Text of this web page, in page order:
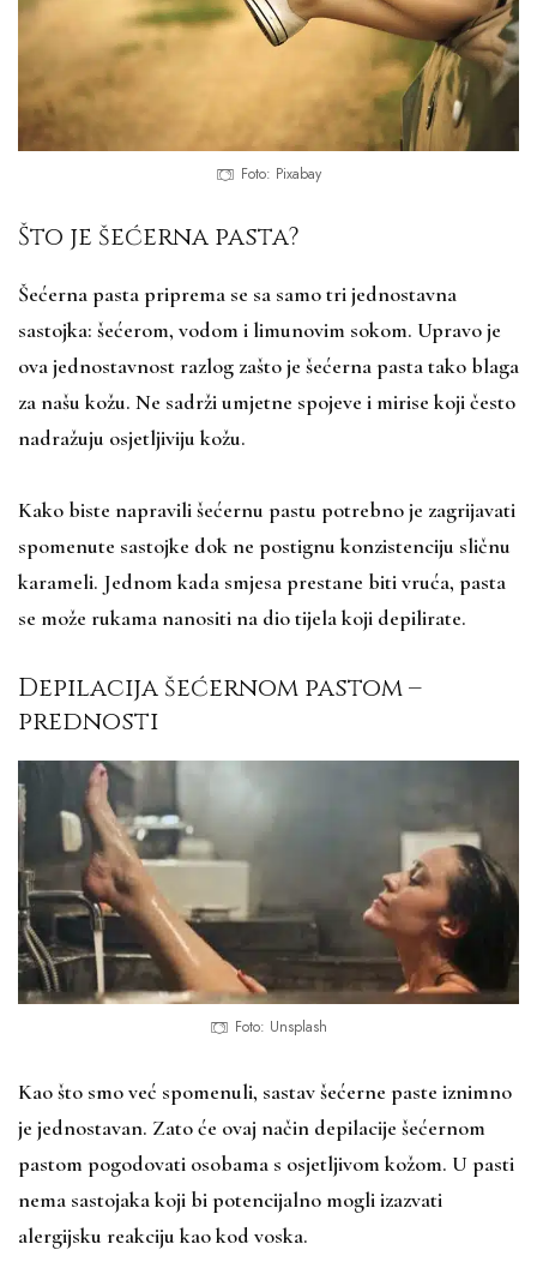
Foto: Pixabay
Što je šećerna pasta?
Šećerna pasta priprema se sa samo tri jednostavna
sastojka: šećerom, vodom i limunovim sokom. Upravo je
ova jednostavnost razlog zašto je šećerna pasta tako blaga
za našu kožu. Ne sadrži umjetne spojeve i mirise koji često
nadražuju osjetljiviju kožu.
Kako biste napravili šećernu pastu potrebno je zagrijavati
spomenute sastojke dok ne postignu konzistenciju sličnu
karameli. Jednom kada smjesa prestane biti vruća, pasta
se može rukama nanositi na dio tijela koji depilirate.
Depilacija šećernom pastom –
prednosti
Foto: Unsplash
Kao što smo već spomenuli, sastav šećerne paste iznimno
je jednostavan. Zato će ovaj način depilacije šećernom
pastom pogodovati osobama s osjetljivom kožom. U pasti
nema sastojaka koji bi potencijalno mogli izazvati
alergijsku reakciju kao kod voska.